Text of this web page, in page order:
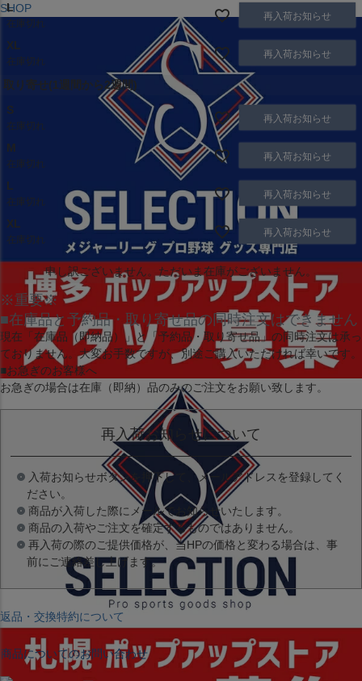
SHOP
L
在庫切れ
再入荷お知らせ
XL
在庫切れ
再入荷お知らせ
取り寄せ(1週間から2週間)
S
在庫切れ
再入荷お知らせ
M
在庫切れ
再入荷お知らせ
L
在庫切れ
再入荷お知らせ
XL
在庫切れ
再入荷お知らせ
申し訳ございません。ただいま在庫がございません。
※重要※
■在庫品と予約品・取り寄せ品の同時注文はできません
現在 「在庫品（即納品）」と「予約品・取り寄せ品」 の同時注文は承っ
ておりません。大変お手数ですが、別途ご購入いただければ幸いです。
■お急ぎのお客様へ
お急ぎの場合は在庫（即納）品のみのご注文をお願い致します。
再入荷お知らせについて
入荷お知らせボタンを押下して、メールアドレスを登録してく
ださい。
商品が入荷した際にメールでお知らせいたします。
商品の入荷やご注文を確定するものではありません。
再入荷の際のご提供価格が、当HPの価格と変わる場合は、事
前にご連絡差し上げます。
返品・交換特約について
商品についてのお問い合わせ